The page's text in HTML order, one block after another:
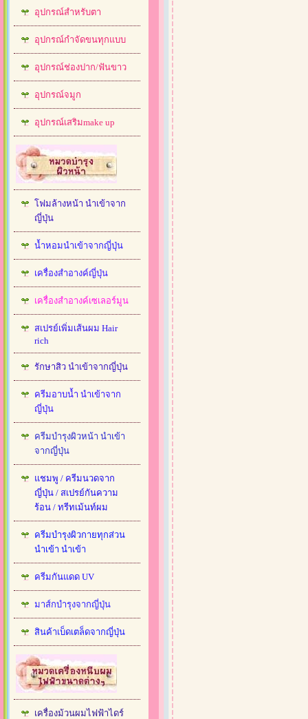
อุปกรณ์สำหรับตา
อุปกรณ์กำจัดขนทุกแบบ
อุปกรณ์ช่องปาก/ฟันขาว
อุปกรณ์จมูก
อุปกรณ์เสริมmake up
โฟมล้างหน้า นำเข้าจาก
ญี่ปุ่น
น้ำหอมนำเข้าจากญี่ปุ่น
เครื่องสำอางค์ญี่ปุ่น
เครื่องสำอางค์เซเลอร์มูน
สเปรย์เพิ่มเส้นผม Hair
rich
รักษาสิว นำเข้าจากญี่ปุ่น
ครีมอาบน้ำ นำเข้าจาก
ญี่ปุ่น
ครีมบำรุงผิวหน้า นำเข้า
จากญี่ปุ่น
แชมพู / ครีมนวดจาก
ญี่ปุ่น / สเปรย์กันความ
ร้อน / ทรีทเม้นท์ผม
ครีมบำรุงผิวกายทุกส่วน
นำเข้า นำเข้า
ครีมกันแดด UV
มาส์กบำรุงจากญี่ปุ่น
สินค้าเบ็ดเตล็ดจากญี่ปุ่น
เครื่องม้วนผมไฟฟ้าไดร์